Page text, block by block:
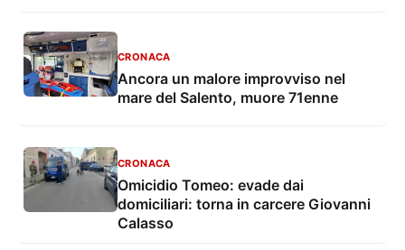
CRONACA
Ancora un malore improvviso nel
mare del Salento, muore 71enne
CRONACA
Omicidio Tomeo: evade dai
domiciliari: torna in carcere Giovanni
Calasso